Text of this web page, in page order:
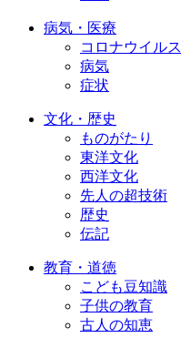
病気・医療
コロナウイルス
病気
症状
文化・歴史
ものがたり
東洋文化
西洋文化
先人の超技術
歴史
伝記
教育・道徳
こども豆知識
子供の教育
古人の知恵